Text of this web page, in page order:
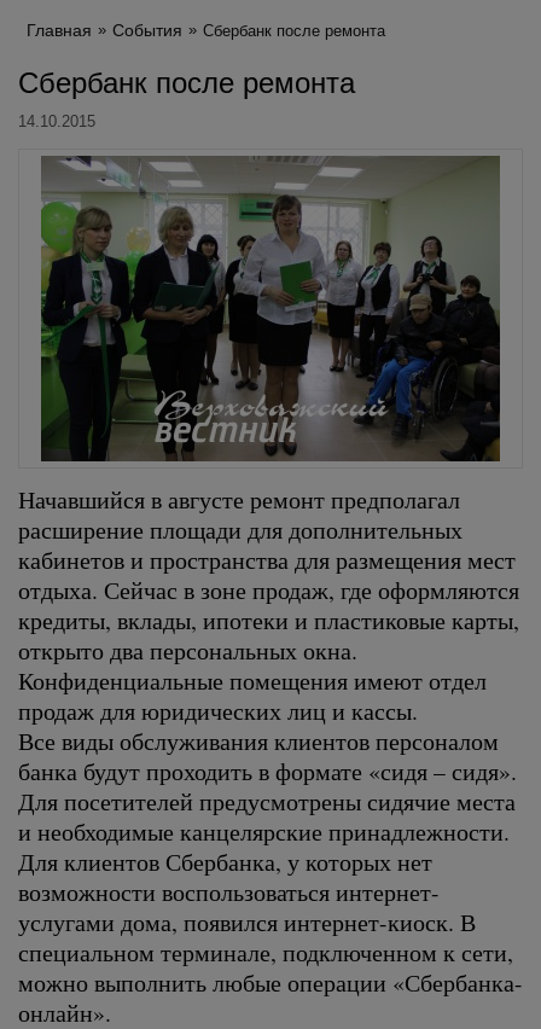
Главная События Сбербанк после ремонта
Сбербанк после ремонта
14.10.2015
Начавшийся в августе ремонт предполагал
расширение площади для дополнительных
кабинетов и пространства для размещения мест
отдыха. Сейчас в зоне продаж, где оформляются
кредиты, вклады, ипотеки и пластиковые карты,
открыто два персональных окна.
Конфиденциальные помещения имеют отдел
продаж для юридических лиц и кассы.
Все виды обслуживания клиентов персоналом
банка будут проходить в формате «сидя – сидя».
Для посетителей предусмотрены сидячие места
и необходимые канцелярские принадлежности.
Для клиентов Сбербанка, у которых нет
возможности воспользоваться интернет-
услугами дома, появился интернет-киоск. В
специальном терминале, подключенном к сети,
можно выполнить любые операции «Сбербанка-
онлайн».